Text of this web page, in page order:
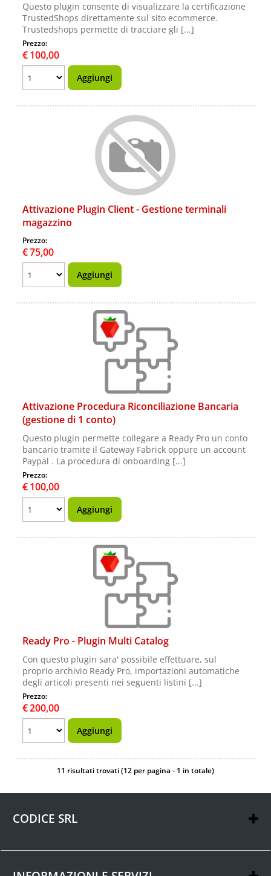
Questo plugin consente di visualizzare la certificazione
TrustedShops direttamente sul sito ecommerce.
Trustedshops permette di tracciare gli [...]
Prezzo:
€100,00
Attivazione Plugin Client - Gestione terminali
magazzino
Prezzo:
€75,00
Attivazione Procedura Riconciliazione Bancaria
(gestione di 1 conto)
Questo plugin permette collegare a Ready Pro un conto
bancario tramite il Gateway Fabrick oppure un account
Paypal . La procedura di onboarding [...]
Prezzo:
€100,00
Ready Pro - Plugin Multi Catalog
Con questo plugin sara' possibile effettuare, sul
proprio archivio Ready Pro, importazioni automatiche
degli articoli presenti nei seguenti listini [...]
Prezzo:
€200,00
11 risultati trovati (12 per pagina - 1 in totale)
CODICE SRL
San Marino